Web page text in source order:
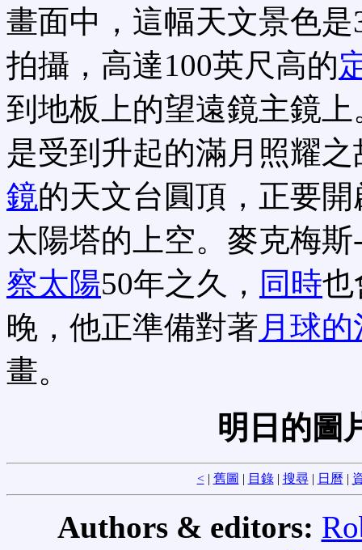
畫面中，這幅天文景色是
拍攝，高達100英尺高的
到地板上的望遠鏡主鏡
是受到升起的滿月照耀之
鏡的天文台圓頂，正要
太陽塔的上空。麥克梅
察太陽50年之久， 同時也
晚，他正準備對著月球
畫。
明日的圖
<| 舊圖 | 目錄| 搜尋| 日曆 |
Authors & editors: